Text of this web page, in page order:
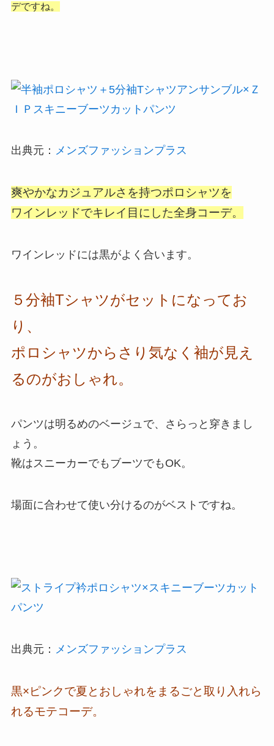
デですね。
出典元： メンズファッションプラス
爽やかなカジュアルさを持つポロシャツを
ワインレッドでキレイ目にした全身コーデ。
ワインレッドには黒がよく合います。
５分袖Tシャツがセットになってお
り、
ポロシャツからさり気なく袖が見え
るのがおしゃれ。
パンツは明るめのベージュで、さらっと穿きまし
ょう。
靴はスニーカーでもブーツでもOK。
場面に合わせて使い分けるのがベストですね。
出典元： メンズファッションプラス
黒×ピンクで夏とおしゃれを まるごと取り入れら
れるモテコーデ。